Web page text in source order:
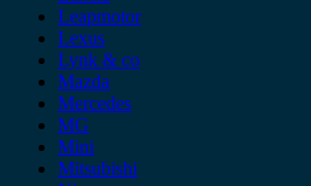
Leapmotor
Lexus
Lynk & co
Mazda
Mercedes
MG
Mini
Mitsubishi